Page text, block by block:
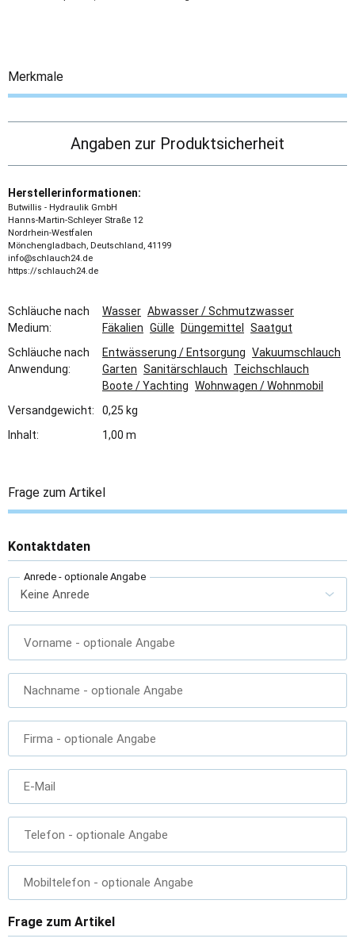
Merkmale
Angaben zur Produktsicherheit
Herstellerinformationen:
Butwillis - Hydraulik GmbH
Hanns-Martin-Schleyer Straße 12
Nordrhein-Westfalen
Mönchengladbach, Deutschland, 41199
info@schlauch24.de
https://schlauch24.de
Schläuche nach
Medium:
Wasser Abwasser / Schmutzwasser
Fäkalien Gülle Düngemittel
Saatgut
Schläuche nach
Anwendung:
Entwässerung / Entsorgung Vakuumschlauch
Garten Sanitärschlauch
Teichschlauch
Boote / Yachting Wohnwagen / Wohnmobil
Versandgewicht:
0,25 kg
Inhalt:
1,00 m
Frage zum Artikel
Kontaktdaten
Anrede - optionale Angabe
Vorname - optionale Angabe
Nachname - optionale Angabe
Firma - optionale Angabe
E-Mail
Telefon - optionale Angabe
Mobiltelefon - optionale Angabe
Frage zum Artikel